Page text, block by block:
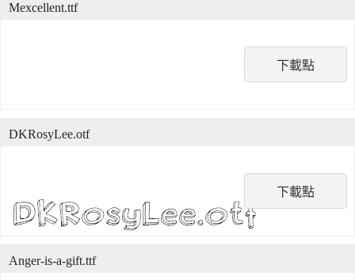
下載點
Mexcellent.ttf
下載點
DKRosyLee.otf
Anger-is-a-gift.ttf